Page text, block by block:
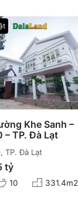
Khe Sanh –
– TP. Đà Lạt
TP. Đà Lạt
tỷ
10 331.4m2